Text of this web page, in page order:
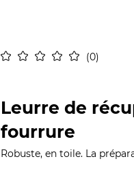
0
Leurre de
fourrure
Robuste, en toile. La